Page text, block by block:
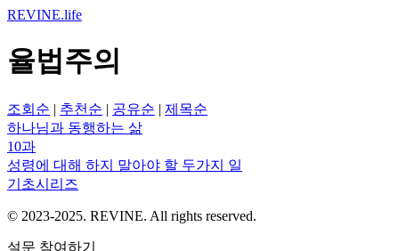
REVINE.life
율법주의
조회순 | 추천순 | 공유순 | 제목순
하나님과 동행하는 삶
10과
성령에 대해 하지 말아야 할 두가지 일
기초시리즈
© 2023-2025. REVINE. All rights reserved.
설문 참여하기